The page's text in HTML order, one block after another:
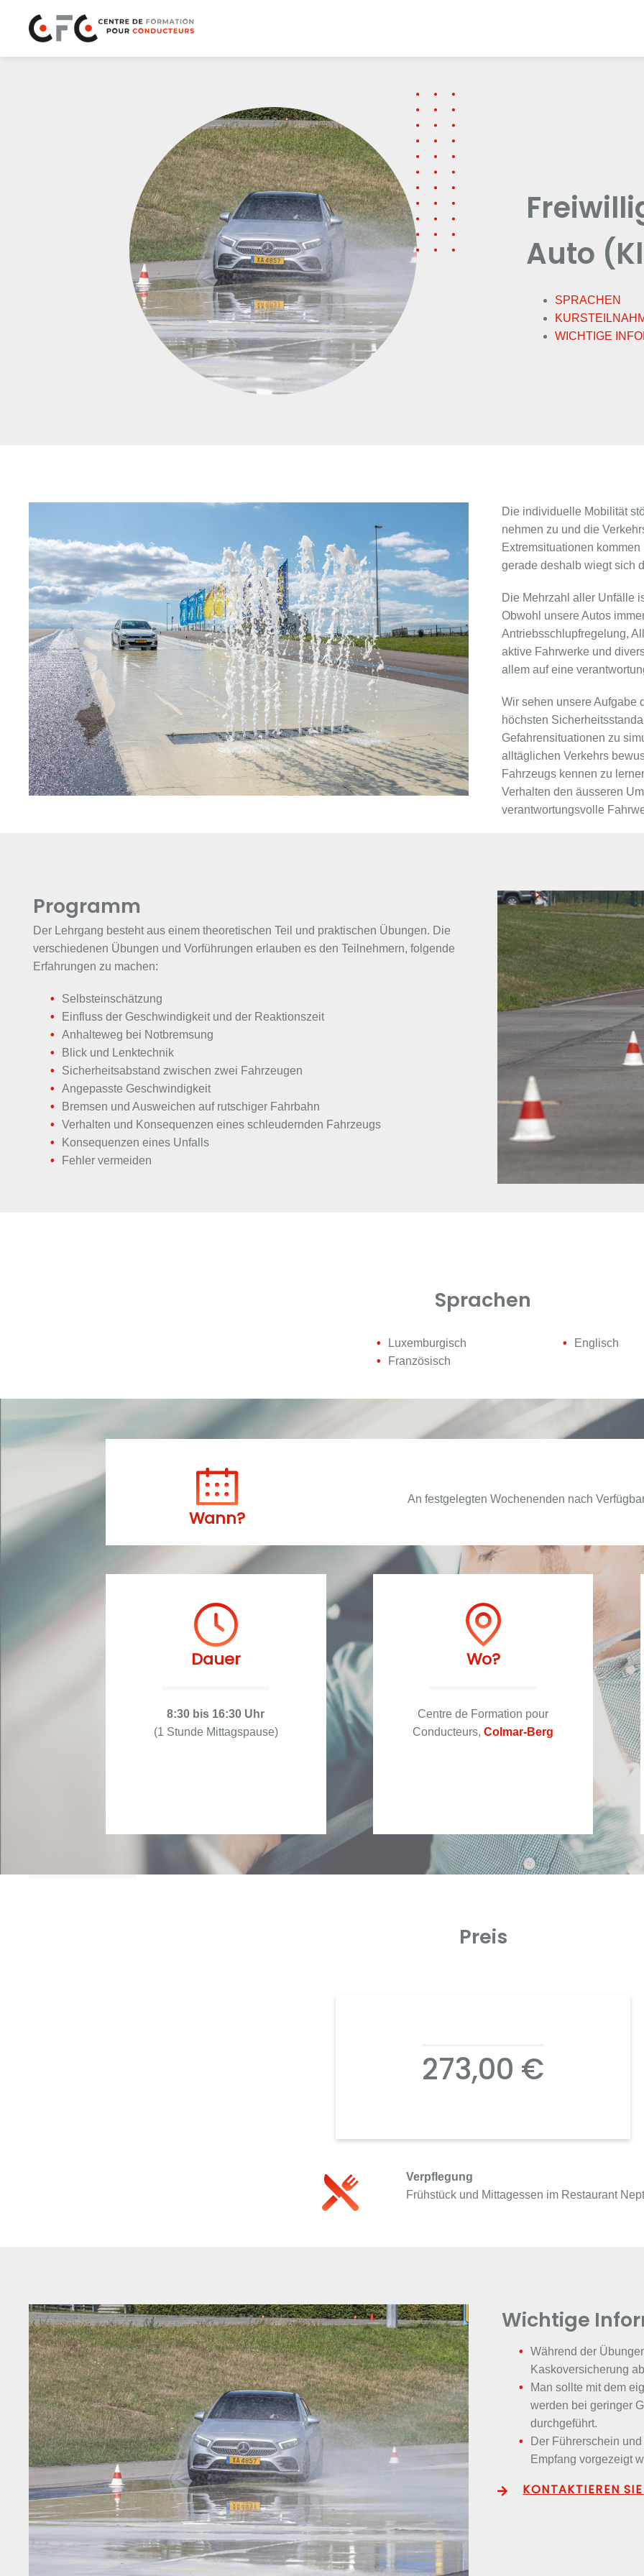
Auto
SPRACHEN
WICHTIGE
Die individuelle Mobilität
nehmen zu und die
Extremsituationen
gerade deshalb wiegt sich
Die Mehrzahl aller Unfälle
Obwohl unsere Autos
Antriebsschlupfregelung,
aktive Fahrwerke und
allem auf eine
Wir sehen unsere Aufgabe
höchsten
Gefahrensituationen zu
alltäglichen Verkehrs
Fahrzeugs kennen zu
Verhalten den äusseren
verantwortungsvolle
Programm
Der Lehrgang besteht aus einem theoretischen Teil und praktischen Übungen. Die
verschiedenen Übungen und Vorführungen erlauben es den Teilnehmern, folgende
Erfahrungen zu machen:
Selbsteinschätzung
Einfluss der Geschwindigkeit und der Reaktionszeit
Anhalteweg bei Notbremsung
Blick und Lenktechnik
Sicherheitsabstand zwischen zwei Fahrzeugen
Angepasste Geschwindigkeit
Bremsen und Ausweichen auf rutschiger Fahrbahn
Verhalten und Konsequenzen eines schleudernden Fahrzeugs
Konsequenzen eines Unfalls
Fehler vermeiden
Sprachen
Luxemburgisch
Französisch
Englisch
Wann?
An festgelegten Wochenenden nach
Dauer
8:30 bis 16:30 Uhr
(1 Stunde Mittagspause)
Wo?
Centre de Formation pour
Conducteurs, Colmar-Berg
Preis
273,00 €
Verpflegung
Frühstück und Mittagessen im Restaurant
Wichtige
Während der
Kaskoversicherung
Man sollte mit dem
werden bei geringer
durchgeführt.
Der Führerschein
Empfang vorgezeigt
KONTAKTIEREN